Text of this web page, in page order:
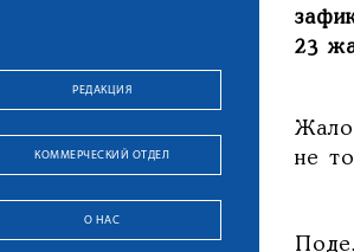
РЕДАКЦИЯ
КОММЕРЧЕСКИЙ ОТДЕЛ
О НАС
23
не